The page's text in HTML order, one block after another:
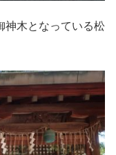
神木となっている松